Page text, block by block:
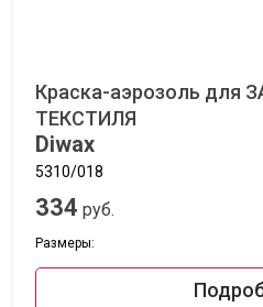
Краска-аэрозоль для
ТЕКСТИЛЯ
Diwax
5310/018
334 руб.
Размеры: